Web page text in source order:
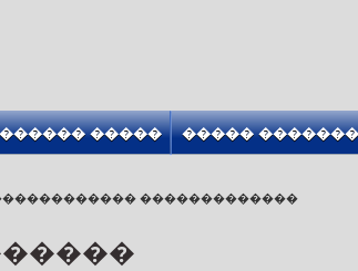
����� �����
�������������